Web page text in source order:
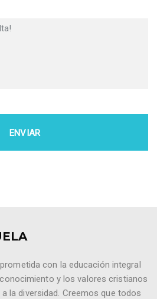
con la educación integral
y los valores cristianos
la diversidad. Creemos que todos